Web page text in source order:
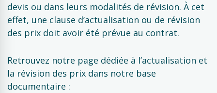
devis ou dans leurs modalités de révision. À cet
effet, une clause d’actualisation ou de révision
des prix doit avoir été prévue au contrat.
Retrouvez notre page dédiée à l’actualisation et
la révision des prix dans notre base
documentaire :